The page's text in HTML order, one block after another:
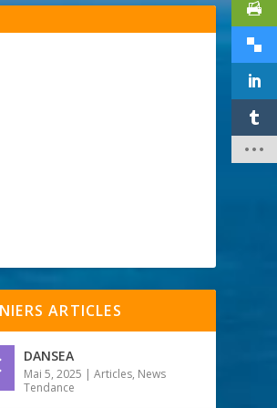
ARTICLES
DANSEA
Mai 5, 2025 |Articles, News
Tendance